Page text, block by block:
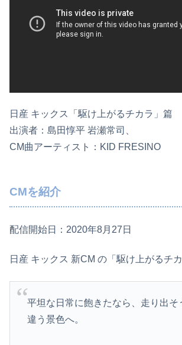
日産 キックス「駆け上がるチカラ」篇
出演者：島田惇平 岩瀬常司、
CM曲アーティスト：KID FRESINO
CMを紹介
配信開始日：2020年8月27日
日産 キックス 新CM の「駆け上がるチ
平坦な日常に飽きたなら、走り出そ
違う景色へ。